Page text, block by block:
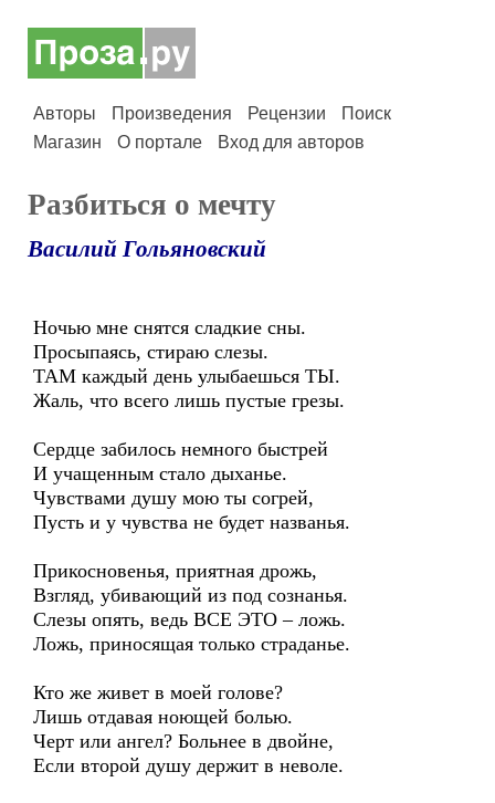
Авторы Произведения Рецензии
Поиск
Магазин
О портале Вход для авторов
Разбиться о мечту
Василий Гольяновский
Ночью мне снятся сладкие сны.
Просыпаясь, стираю слезы.
ТАМ каждый день улыбаешься ТЫ.
Жаль, что всего лишь пустые грезы.
Сердце забилось немного быстрей
И учащенным стало дыханье.
Чувствами душу мою ты согрей,
Пусть и у чувства не будет названья.
Прикосновенья, приятная дрожь,
Взгляд, убивающий из под сознанья.
Слезы опять, ведь ВСЕ ЭТО – ложь.
Ложь, приносящая только страданье.
Кто же живет в моей голове?
Лишь отдавая ноющей болью.
Черт или ангел? Больнее в двойне,
Если второй душу держит в неволе.